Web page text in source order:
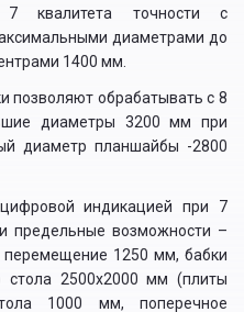
квалитета точности с
диаметрами до
1400 мм.
позволяют обрабатывать с 8
диаметры 3200 мм при
диаметр планшайбы -2800
индикацией при 7
предельные возможности –
1250 мм, бабки
стола 2500х2000 мм (плиты
1000 мм, поперечное